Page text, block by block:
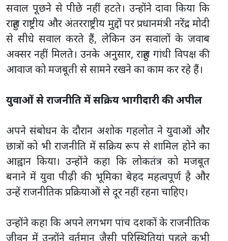
सवाल पूछने से पीछे नहीं हटते। उन्होंने दावा किया कि
राहुल राष्ट्रीय और अंतरराष्ट्रीय मुद्दों पर प्रधानमंत्री नरेंद्र मोदी
से सीधे सवाल करते हैं, लेकिन उन सवालों के जवाब
अक्सर नहीं मिलते। उनके अनुसार, राहुल गांधी विपक्ष की
आवाज को मजबूती से सामने रखने का काम कर रहे हैं।
युवाओं से राजनीति में सक्रिय भागीदारी की अपील
अपने संबोधन के दौरान अशोक गहलोत ने युवाओं और
छात्रों को भी राजनीति में सक्रिय रूप से शामिल होने का
आह्वान किया। उन्होंने कहा कि लोकतंत्र को मजबूत
बनाने में युवा पीढ़ी की भूमिका बेहद महत्वपूर्ण है और
उन्हें राजनीतिक प्रक्रियाओं से दूर नहीं रहना चाहिए।
उन्होंने कहा कि अपने लगभग पांच दशकों के राजनीतिक
जीवन में उन्होंने वर्तमान जैसी परिस्थितियां पहले कभी